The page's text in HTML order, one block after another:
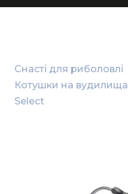
Снасті для риболовлі
Котушки на вудилища
Select